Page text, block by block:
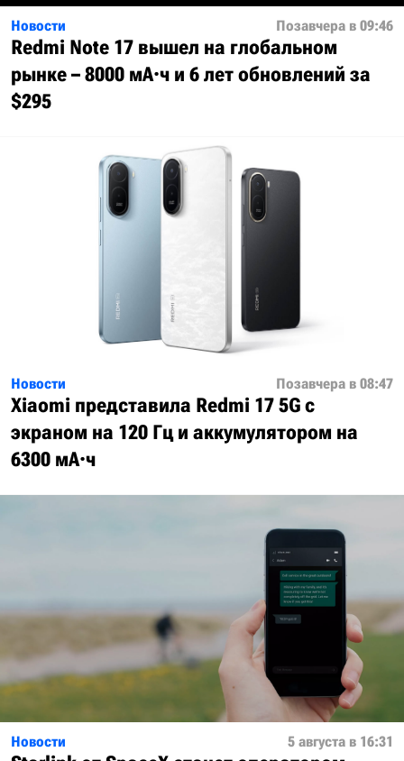
Новости Позавчера в 09:46
Redmi Note 17 вышел на глобальном
рынке – 8000 мА·ч и 6 лет обновлений за
$295
Новости Позавчера в 08:47
Xiaomi представила Redmi 17 5G с
экраном на 120 Гц и аккумулятором на
6300 мА·ч
Новости 5 августа в 16:31